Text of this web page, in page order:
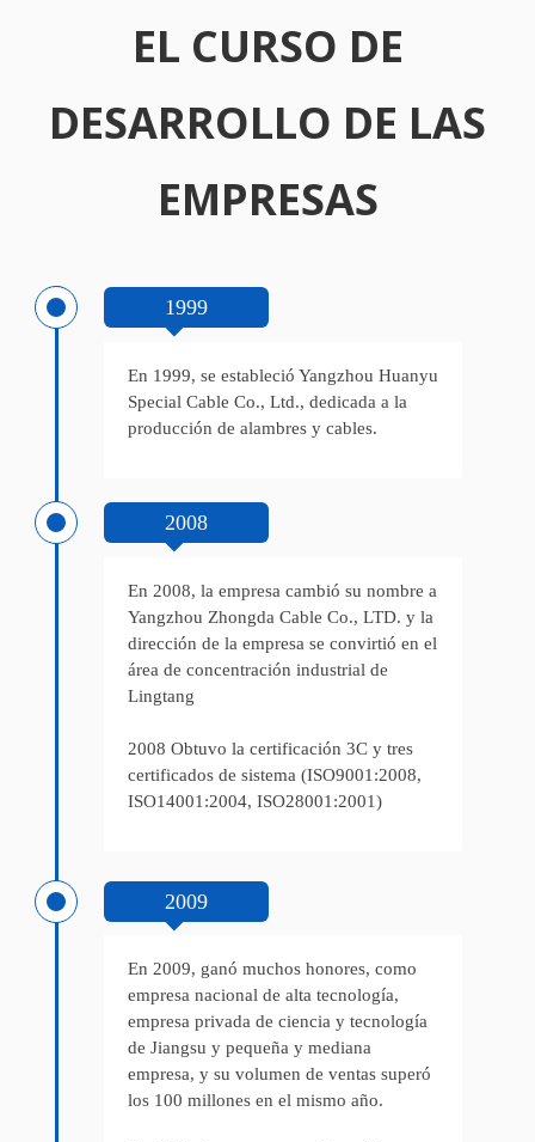
EL CURSO DE
DESARROLLO DE LAS
EMPRESAS
1999
En 1999, se estableció Yangzhou Huanyu
Special Cable Co., Ltd., dedicada a la
producción de alambres y cables.
2008
En 2008, la empresa cambió su nombre a
Yangzhou Zhongda Cable Co., LTD. y la
dirección de la empresa se convirtió en el
área de concentración industrial de
Lingtang
2008 Obtuvo la certificación 3C y tres
certificados de sistema (ISO9001:2008,
ISO14001:2004, ISO28001:2001)
2009
En 2009, ganó muchos honores, como
empresa nacional de alta tecnología,
empresa privada de ciencia y tecnología
de Jiangsu y pequeña y mediana
empresa, y su volumen de ventas superó
los 100 millones en el mismo año.